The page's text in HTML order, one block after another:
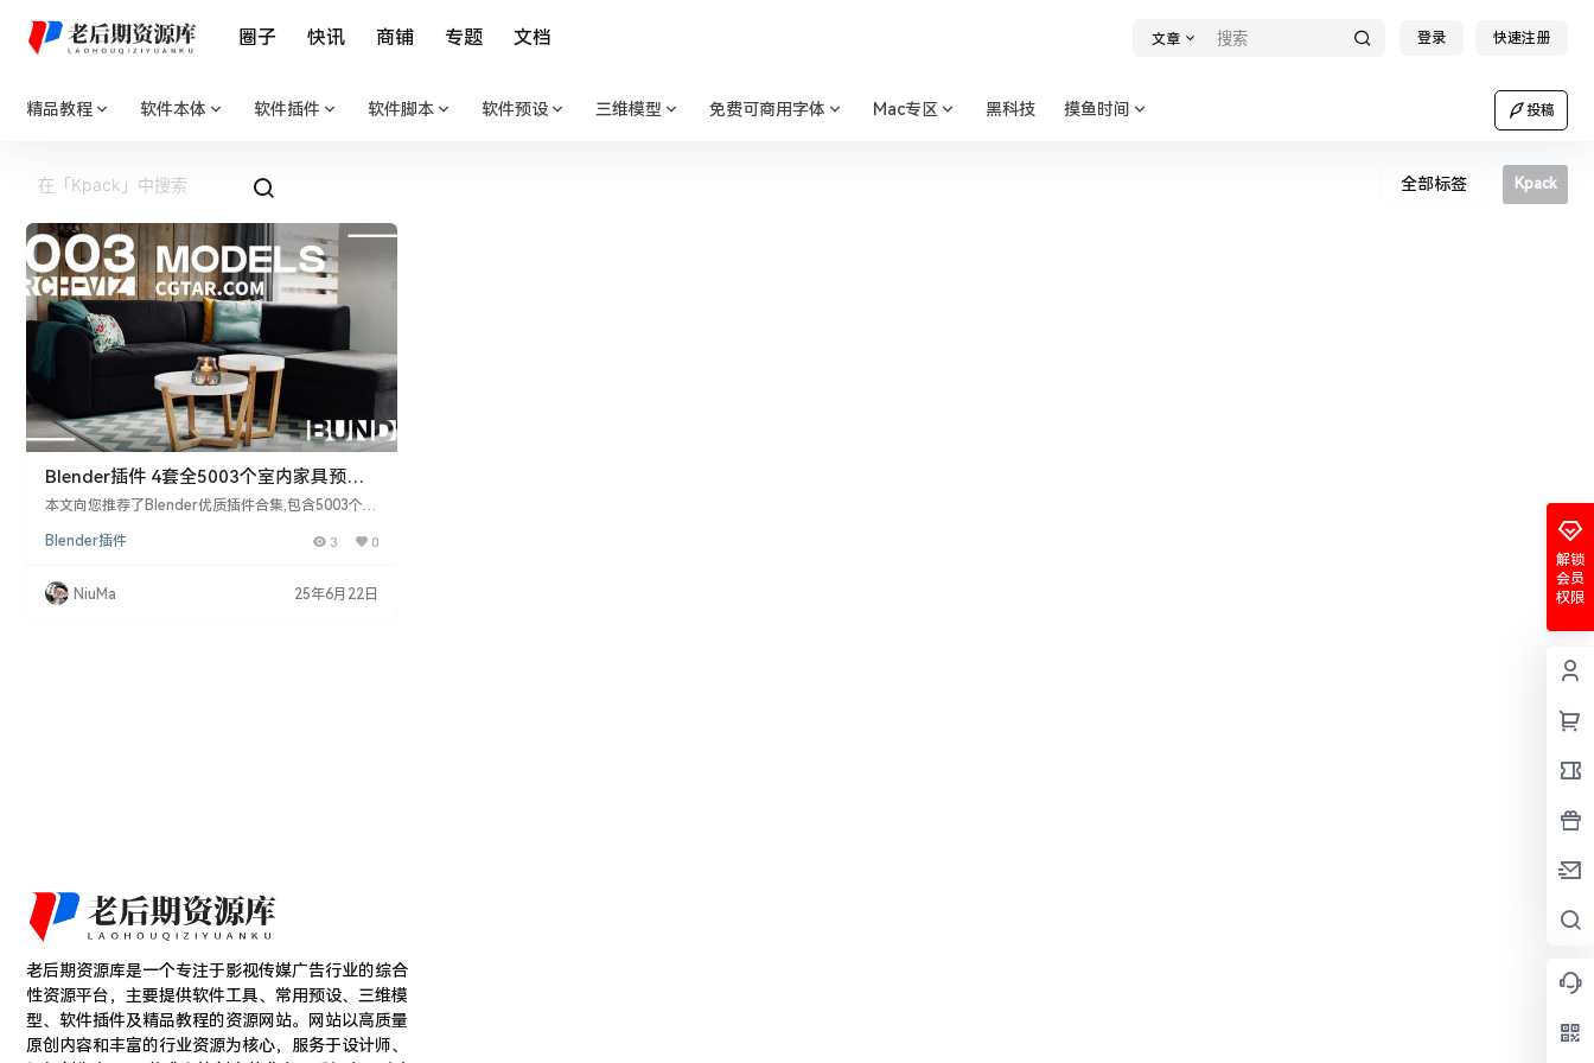
圈子 快讯 商铺 专题 文档 文章 登录 快速注册
精品教程 软件本体 软件插件 软件脚本 软件预设 三维模型 免费可商用字体 Mac专区 黑科技 摸鱼时间 投稿
全部标签 Kpack
Blender插件 4套全5003个室内家具预设
打造精美逼真家具场景Epic Bundle | 5003
本文向您推荐了Blender优质插件合集,包含5003个室
具等种类。这些预设资源可以极大地丰富室内场景的
4套全5003个室内家具预设 该Blender插件包包含四
套共5003个室内家具模型预设,覆盖桌椅、床垫、沙
Blender插件 3 0
NiuMa 25年6月22日
解锁
会员
权限
老后期资源库是一个专注于影视传媒广告行业的综合
性资源平台，主要提供软件工具、常用预设、三维模
型、软件插件及精品教程的资源网站。网站以高质量
原创内容和丰富的行业资源为核心，服务于设计师、